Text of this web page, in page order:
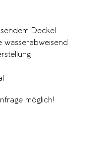
Deckel
wasserabweisend
möglich!